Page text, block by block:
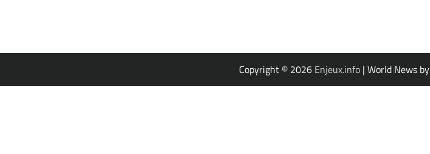
Copyright © 2026 Enjeux.info| World News by